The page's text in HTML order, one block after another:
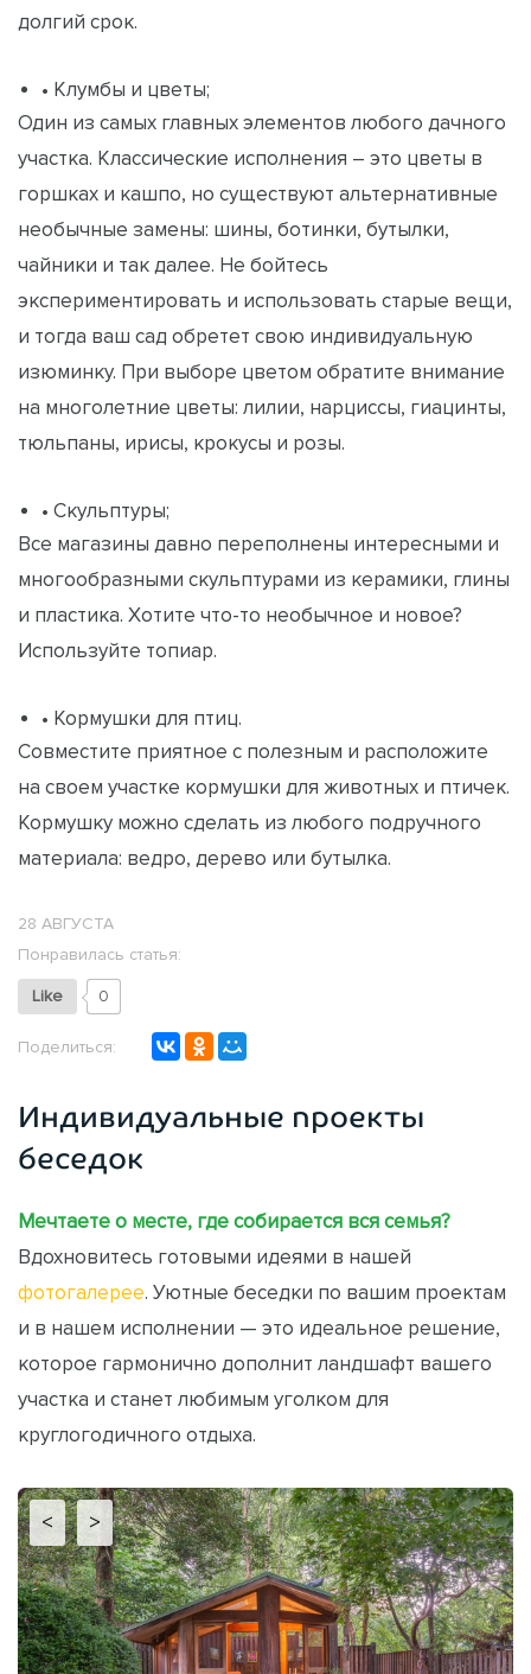
долгий срок.
• Клумбы и цветы;
Один из самых главных элементов любого дачного
участка. Классические исполнения – это цветы в
горшках и кашпо, но существуют альтернативные
необычные замены: шины, ботинки, бутылки,
чайники и так далее. Не бойтесь
экспериментировать и использовать старые вещи,
и тогда ваш сад обретет свою индивидуальную
изюминку. При выборе цветом обратите внимание
на многолетние цветы: лилии, нарциссы, гиацинты,
тюльпаны, ирисы, крокусы и розы.
• Скульптуры;
Все магазины давно переполнены интересными и
многообразными скульптурами из керамики, глины
и пластика. Хотите что-то необычное и новое?
Используйте топиар.
• Кормушки для птиц.
Совместите приятное с полезным и расположите
на своем участке кормушки для животных и птичек.
Кормушку можно сделать из любого подручного
материала: ведро, дерево или бутылка.
28 АВГУСТА
Понравилась статья:
Like 0
Поделиться:
Индивидуальные проекты
беседок
Мечтаете о месте, где собирается вся семья?
Вдохновитесь готовыми идеями в нашей
фотогалерее. Уютные беседки по вашим проектам
и в нашем исполнении — это идеальное решение,
которое гармонично дополнит ландшафт вашего
участка и станет любимым уголком для
круглогодичного отдыха.
< >